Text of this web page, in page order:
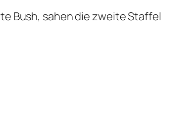
Bush, sahen die zweite Staffel